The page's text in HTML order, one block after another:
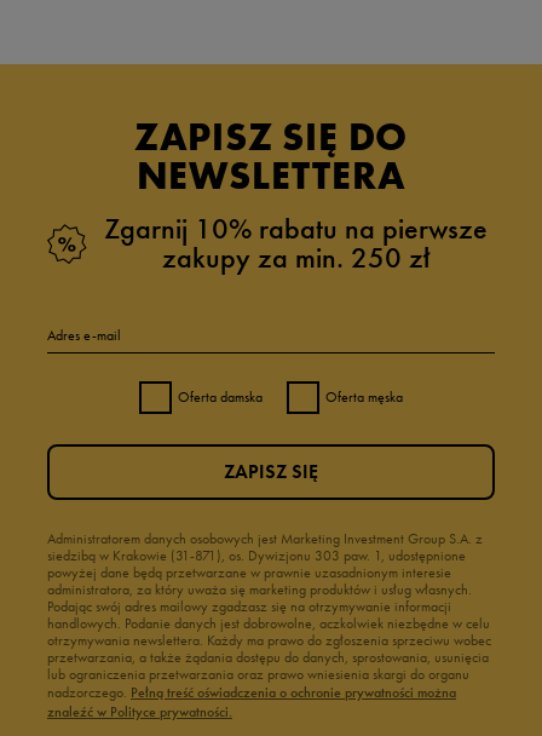
ZAPISZ SIĘ DO
NEWSLETTERA
Zgarnij 10% rabatu na pierwsze
zakupy za min. 250 zł
Adres e-mail
Oferta damska Oferta męska
Administratorem danych osobowych jest Marketing Investment Group S.A. z
siedzibą w Krakowie (31-871), os. Dywizjonu 303 paw. 1, udostępnione
powyżej dane będą przetwarzane w prawnie uzasadnionym interesie
administratora, za który uważa się marketing produktów i usług własnych.
Podając swój adres mailowy zgadzasz się na otrzymywanie informacji
handlowych. Podanie danych jest dobrowolne, aczkolwiek niezbędne w celu
otrzymywania newslettera. Każdy ma prawo do zgłoszenia sprzeciwu wobec
przetwarzania, a także żądania dostępu do danych, sprostowania, usunięcia
lub ograniczenia przetwarzania oraz prawo wniesienia skargi do organu
nadzorczego. Pełną treść oświadczenia o ochronie prywatności można
znaleźć w Polityce prywatności.
ZAPISZ SIĘ